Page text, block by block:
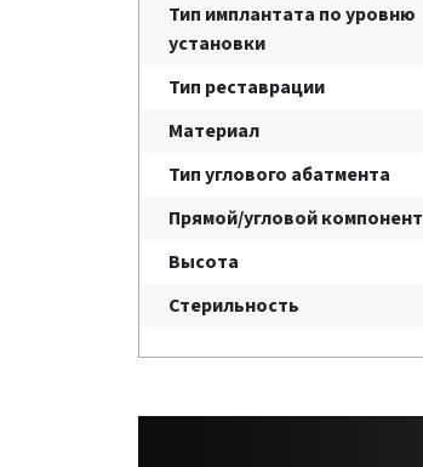
Тип имплантата по уровню
установки
Тип реставрации
Материал
Тип углового абатмента
Прямой/угловой компонент
Высота
Стерильность